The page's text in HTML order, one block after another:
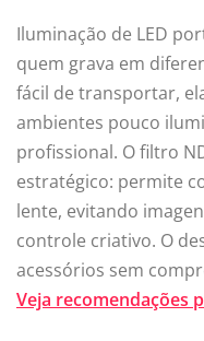
Iluminação de LED
quem grava em
fácil de transportar,
ambientes pouco
profissional. O filtro
estratégico: permite
lente, evitando
controle criativo. O
acessórios sem
Veja recomendações